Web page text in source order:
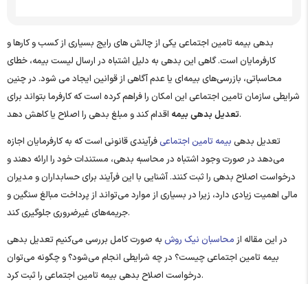
بدهی بیمه تامین اجتماعی یکی از چالش‌ های رایج بسیاری از کسب‌ و کارها و
کارفرمایان است. گاهی این بدهی به دلیل اشتباه در ارسال لیست بیمه، خطای
محاسباتی، بازرسی‌های بیمه‌ای یا عدم آگاهی از قوانین ایجاد می‌ شود. در چنین
شرایطی سازمان تامین اجتماعی این امکان را فراهم کرده است که کارفرما بتواند برای
تعدیل بدهی بیمهاقدام کند و مبلغ بدهی را اصلاح یا کاهش دهد.
تعدیل بدهی بیمه تامین اجتماعیفرآیندی قانونی است که به کارفرمایان اجازه
می‌دهد در صورت وجود اشتباه در محاسبه بدهی، مستندات خود را ارائه دهند و
درخواست اصلاح بدهی را ثبت کنند. آشنایی با این فرآیند برای حسابداران و مدیران
مالی اهمیت زیادی دارد، زیرا در بسیاری از موارد می‌تواند از پرداخت مبالغ سنگین و
جریمه‌های غیرضروری جلوگیری کند.
در این مقاله از محاسبان نیک روش به صورت کامل بررسی می‌کنیم تعدیل بدهی
بیمه تامین اجتماعی چیست؟ در چه شرایطی انجام می‌شود؟ و چگونه می‌توان
درخواست اصلاح بدهی بیمه تامین اجتماعی را ثبت کرد.